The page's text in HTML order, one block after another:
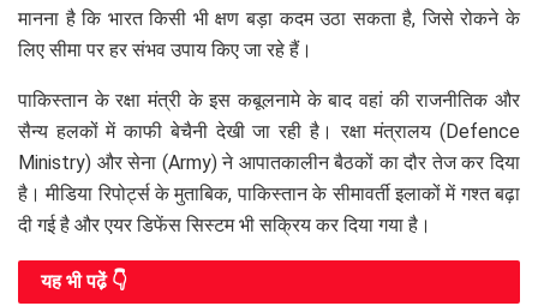
मानना है कि भारत किसी भी क्षण बड़ा कदम उठा सकता है, जिसे रोकने के
लिए सीमा पर हर संभव उपाय किए जा रहे हैं।
पाकिस्तान के रक्षा मंत्री के इस कबूलनामे के बाद वहां की राजनीतिक और
सैन्य हलकों में काफी बेचैनी देखी जा रही है। रक्षा मंत्रालय (Defence
Ministry) और सेना (Army) ने आपातकालीन बैठकों का दौर तेज कर दिया
है। मीडिया रिपोर्ट्स के मुताबिक, पाकिस्तान के सीमावर्ती इलाकों में गश्त बढ़ा
दी गई है और एयर डिफेंस सिस्टम भी सक्रिय कर दिया गया है।
यह भी पढे़ं 👇